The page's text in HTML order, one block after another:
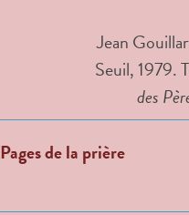
Jean
Seuil, 1979.
des
Pages de la prière